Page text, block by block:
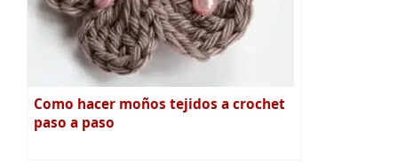
Como hacer moños tejidos a crochet
paso a paso